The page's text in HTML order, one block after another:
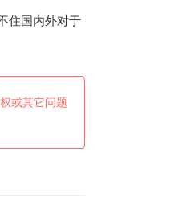
住国内外对于
或其它问题